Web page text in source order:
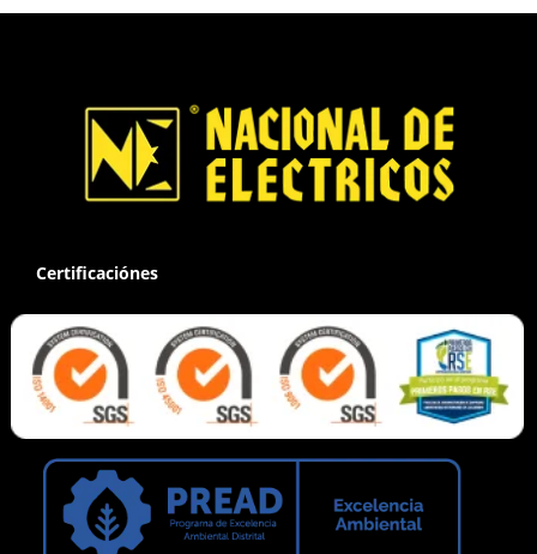
Certificaciónes